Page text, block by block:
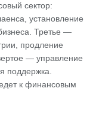
сектор:
установление
Третье —
продление
— управление
поддержка.
к финансовым